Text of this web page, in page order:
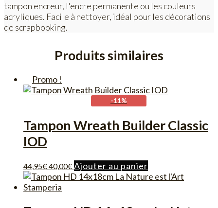
tampon encreur, l'encre permanente ou les couleurs
acryliques. Facile à nettoyer, idéal pour les décorations
de scrapbooking.
Produits similaires
Promo !
-11%
Tampon Wreath Builder Classic
IOD
44,95€Le
prix
initial
était :
40,00€ Le
prix
actuel
Ajouter au panier